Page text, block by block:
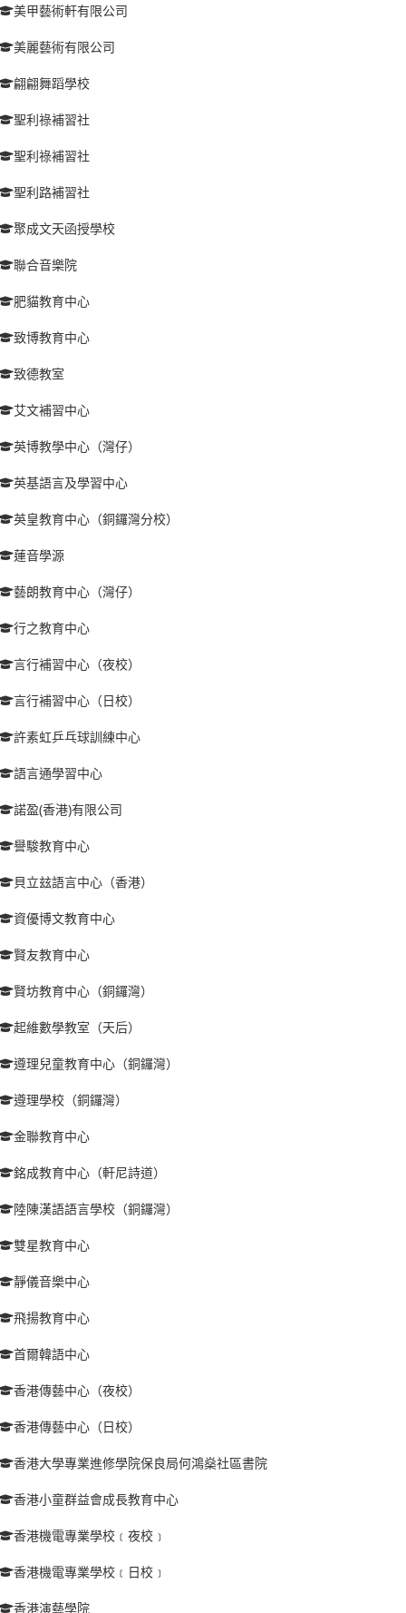
美甲藝術軒有限公司
美麗藝術有限公司
翩翩舞蹈學校
聖利祿補習社
聖利祿補習社
聖利路補習社
聚成文天函授學校
聯合音樂院
肥貓教育中心
致博教育中心
致德教室
艾文補習中心
英博教學中心（灣仔）
英基語言及學習中心
英皇教育中心（銅鑼灣分校）
蓮音學源
藝朗教育中心（灣仔）
行之教育中心
言行補習中心（夜校）
言行補習中心（日校）
許素虹乒乓球訓練中心
語言通學習中心
諾盈(香港)有限公司
譽駿教育中心
貝立玆語言中心（香港）
資優博文教育中心
賢友教育中心
賢坊教育中心（銅鑼灣）
起維數學教室（天后）
遵理兒童教育中心（銅鑼灣）
遵理學校（銅鑼灣）
金聯教育中心
銘成教育中心（軒尼詩道）
陸陳漢語語言學校（銅鑼灣）
雙星教育中心
靜儀音樂中心
飛揚教育中心
首爾韓語中心
香港傳藝中心（夜校）
香港傳藝中心（日校）
香港大學專業進修學院保良局何鴻燊社區書院
香港小童群益會成長教育中心
香港機電專業學校﹝夜校﹞
香港機電專業學校﹝日校﹞
香港演藝學院